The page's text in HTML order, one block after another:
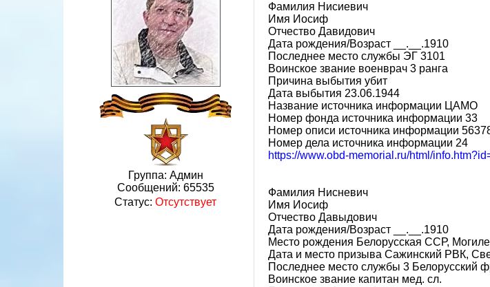
Группа: Админ
Сообщений: 65535
Статус: Отсутствует
Фамилия Нисиевич
Имя Иосиф
Отчество Давидович
Дата рождения/Возраст __.__.1910
Последнее место службы ЭГ 3101
Воинское звание военврач 3 ранга
Причина выбытия убит
Дата выбытия 23.06.1944
Название источника информации ЦАМО
Номер фонда источника информации 33
Номер описи источника информации
Номер дела источника информации 24
https://www.obd-memorial.ru/html/
Фамилия Нисневич
Имя Иосиф
Отчество Давыдович
Дата рождения/Возраст __.__.1910
Место рождения Белорусская ССР,
Дата и место призыва Сажинский РВК,
Последнее место службы 3 Белорусский
Воинское звание капитан мед. сл.